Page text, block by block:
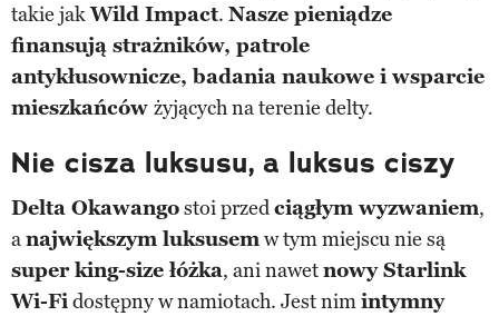
takie jakWild Impact. Nasze pieniądze
finansują strażników, patrole
antykłusownicze, badania naukowe i wsparcie
mieszkańców żyjących na terenie delty.
Nie cisza luksusu, a luksus ciszy
Delta Okawangostoi przedciągłym wyzwaniem,
anajwiększym luksusemw tym miejscu nie są
super king-size łóżka, ani nawetnowy Starlink
Wi-Fidostępny w namiotach. Jest nimintymny